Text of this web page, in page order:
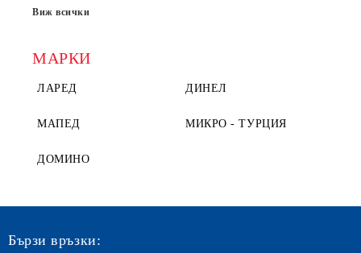
Виж всички
МАРКИ
ЛАРЕД ДИНЕЛ
МАПЕД МИКРО - ТУРЦИЯ
ДОМИНО
Бързи връзки: